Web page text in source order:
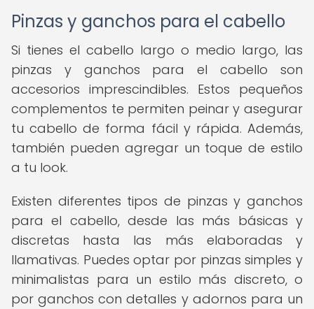
Pinzas y ganchos para el cabello
Si tienes el cabello largo o medio largo, las
pinzas y ganchos para el cabello son
accesorios imprescindibles. Estos pequeños
complementos te permiten peinar y asegurar
tu cabello de forma fácil y rápida. Además,
también pueden agregar un toque de estilo
a tu look.
Existen diferentes tipos de pinzas y ganchos
para el cabello, desde las más básicas y
discretas hasta las más elaboradas y
llamativas. Puedes optar por pinzas simples y
minimalistas para un estilo más discreto, o
por ganchos con detalles y adornos para un